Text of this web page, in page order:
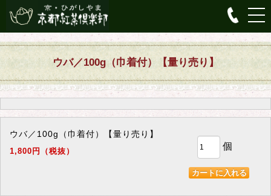
ウバ／100g（巾着付）【量り売り】
ウバ／100g（巾着付）【量り売り】
1,800円（税抜） 個